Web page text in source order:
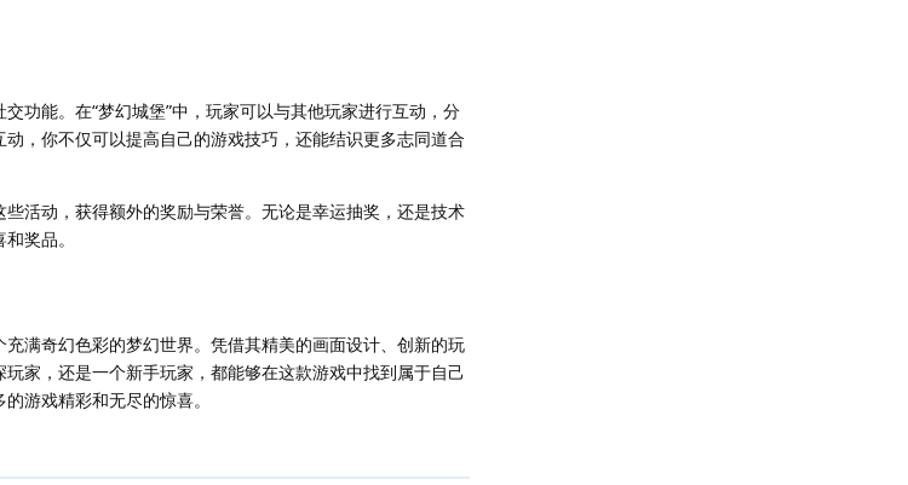
功能。在“梦幻城堡”中，玩家可以与其他玩家进行互动，分
，你不仅可以提高自己的游戏技巧，还能结识更多志同道合
活动，获得额外的奖励与荣誉。无论是幸运抽奖，还是技术
奖品。
满奇幻色彩的梦幻世界。凭借其精美的画面设计、创新的玩
家，还是一个新手玩家，都能够在这款游戏中找到属于自己
游戏精彩和无尽的惊喜。